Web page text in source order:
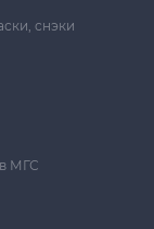
снэки
МГС